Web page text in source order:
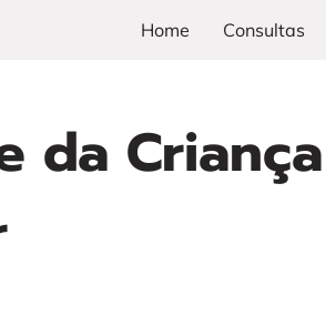
Home Consultas
da Criança